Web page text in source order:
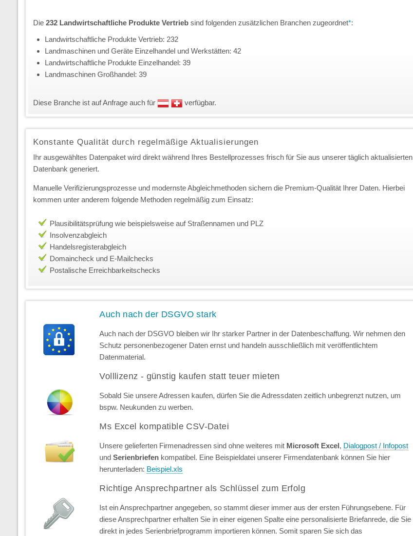
Die 232 Landwirtschaftliche Produkte Vertrieb sind folgenden zusätzlichen Branchen zugeordnet*:
Landwirtschaftliche Produkte Vertrieb: 232
Landmaschinen und Geräte Einzelhandel und Werkstätten: 42
Landwirtschaftliche Produkte Einzelhandel: 39
Landmaschinen Großhandel: 39
Diese Branche ist auf Anfrage auch für verfügbar.
Konstante Qualität durch regelmäßige Aktualisierungen
Ihr ausgewähltes Datenpaket wird direkt während Ihres Bestellprozesses frisch für Sie aus unserer täglich aktualisierten
Datenbank generiert.
Manuelle Verifizierungsprozesse und modernste Abgleichmethoden sichern die Premium-Qualität Ihrer Daten. Hierbei
kommen unter anderem folgende Methoden regelmäßig zum Einsatz:
Plausibilitätsprüfung wie beispielsweise auf Straßennamen und PLZ
Insolvenzabgleich
Handelsregisterabgleich
Domaincheck und E-Mailchecks
Postalische Erreichbarkeitschecks
Auch nach der DSGVO stark
Auch nach der DSGVO bleiben wir Ihr starker Partner in der Datenbeschaffung. Wir nehmen den
Schutz personenbezogener Daten ernst und handeln ausschließlich mit veröffentlichtem
Datenmaterial.
Volllizenz - günstig kaufen statt teuer mieten
Sobald Sie unsere Adressen kaufen, dürfen Sie die Adressdaten zeitlich unbegrenzt nutzen, um
bspw. Neukunden zu werben.
Ms Excel kompatible CSV-Datei
Unsere gelieferten Firmenadressen sind ohne weiteres mit Microsoft Excel, Dialogpost / Infopost
undSerienbriefen kompatibel. Eine Beispieldatei unserer Firmendatenbank können Sie hier
herunterladen: Beispiel.xls
Richtige Ansprechpartner als Schlüssel zum Erfolg
Ist ein Ansprechpartner angegeben, so stammt dieser immer aus der ersten Führungsebene. Für
diese Ansprechpartner erhalten Sie in einer eigenen Spalte eine personalisierte Briefanrede, die Sie
direkt in jedes Serienbriefprogramm importieren können. Somit sparen Sie sich das